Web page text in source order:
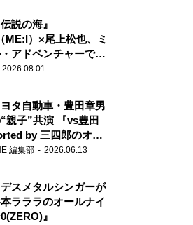
説の海』
ME:I）×尾上松也、ミ
アドベンチャーで美
2026.08.01
タ自動車・豊田章男
親子”共演 『vs豊田
by 三四郎のオー
ポン0(ZERO)』
編集部 2026.06.13
スメタルシンガーが
ラララのオールナイ
』